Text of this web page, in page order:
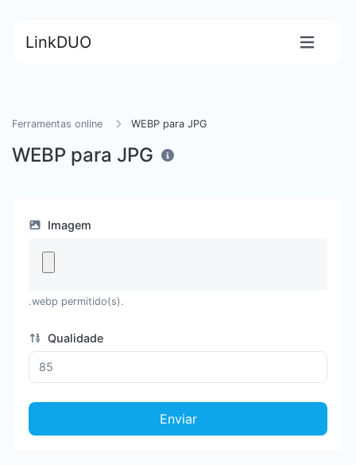
LinkDUO
Ferramentas online WEBP para JPG
WEBP para JPG
Imagem
.webp permitido(s).
Qualidade
Enviar